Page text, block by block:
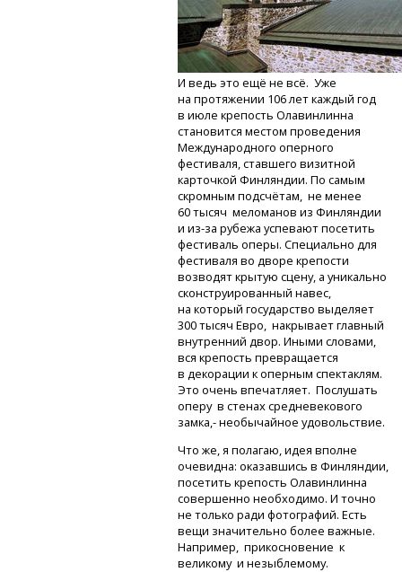
И ведь это ещё не всё. Уже
на протяжении 106 лет каждый год
в июле крепость Олавинлинна
становится местом проведения
Международного оперного
фестиваля, ставшего визитной
карточкой Финляндии. По самым
скромным подсчётам, не менее
60 тысяч меломанов из Финляндии
и из-за рубежа успевают посетить
фестиваль оперы. Специально для
фестиваля во дворе крепости
возводят крытую сцену, а уникально
сконструированный навес,
на который государство выделяет
300 тысяч Евро, накрывает главный
внутренний двор. Иными словами,
вся крепость превращается
в декорации к оперным спектаклям.
Это очень впечатляет. Послушать
оперу в стенах средневекового
замка,- необычайное удовольствие.
Что же, я полагаю, идея вполне
очевидна: оказавшись в Финляндии,
посетить крепость Олавинлинна
совершенно необходимо. И точно
не только ради фотографий. Есть
вещи значительно более важные.
Например, прикосновение к
великому и незыблемому.